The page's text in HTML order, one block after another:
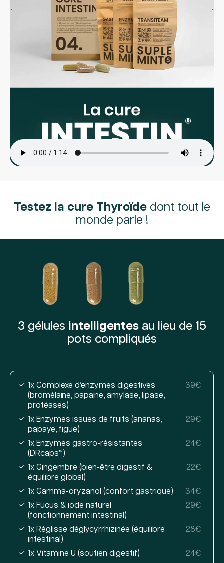
‹ ›
Testez la cure Thyroïde dont tout le
monde parle !
3 gélules intelligentesau lieu de 15
pots compliqués
1x Complexe d’enzymes digestives
(bromélaïne, papaïne, amylase, lipase,
protéases)
39€
1x Enzymes issues de fruits (ananas,
papaye, figue)
29€
1x Enzymes gastro-résistantes
(DRcaps™)
24€
1x Gingembre (bien-être digestif &
équilibre global)
22€
1x Gamma-oryzanol (confort gastrique)
34€
1x Fucus & iode naturel
(fonctionnement intestinal)
29€
1x Réglisse déglycyrrhizinée (équilibre
intestinal)
28€
1x Vitamine U (soutien digestif)
24€